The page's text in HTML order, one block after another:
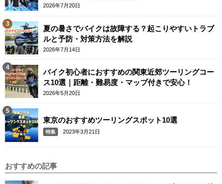
2026年7月20日
夏の暑さでバイクは故障する？起こりやすいトラブ
ルと予防・対策方法を解説
2026年7月14日
バイク初心者におすすめの関東近郊ツーリングコー
ス10選｜距離・難易度・マップ付きで安心！
2026年5月20日
東京のおすすめツーリングスポット10選
特集 2023年3月21日
おすすめの記事